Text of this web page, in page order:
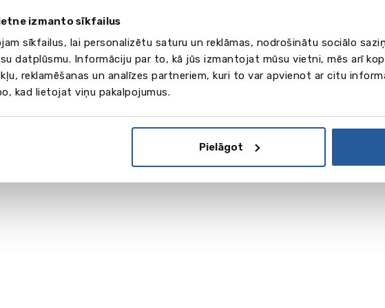
izmanto sīkfailus
sīkfailus, lai personalizētu saturu un reklāmas, nodrošinātu sociālo
datplūsmu. Informāciju par to, kā jūs izmantojat mūsu vietni, mēs arī
reklamēšanas un analīzes partneriem, kuri to var apvienot ar citu
kad lietojat viņu pakalpojumus.
Pielāgot